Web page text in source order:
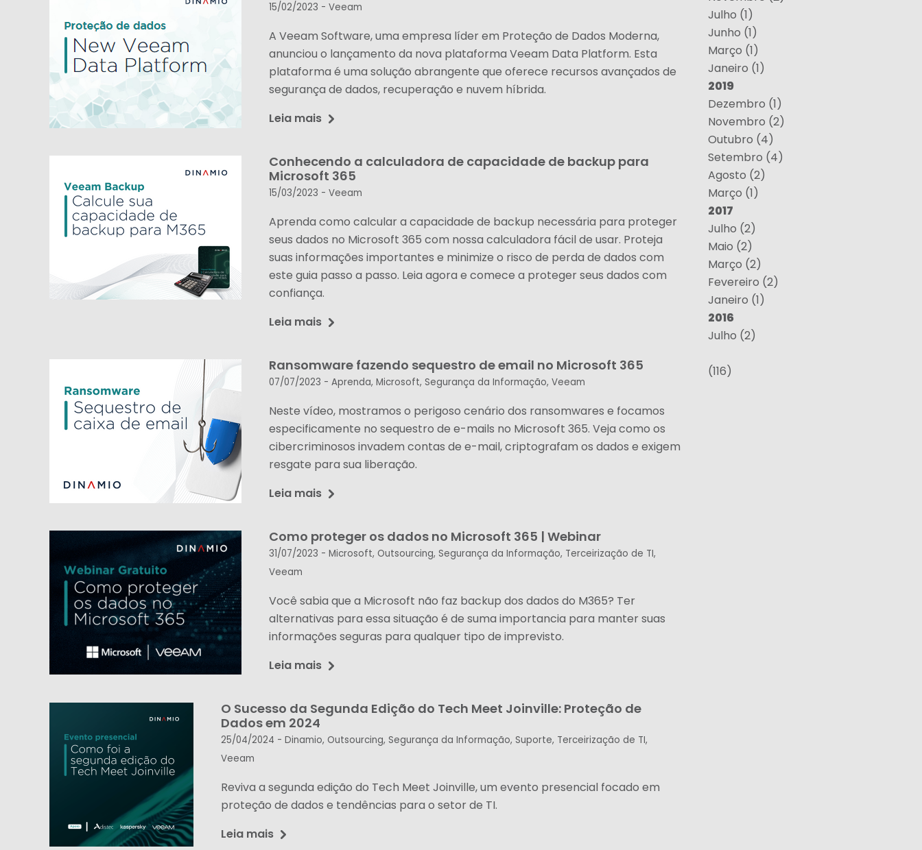
Julho (1)
Junho (1)
Março (1)
Janeiro (1)
2019
Dezembro (1)
Novembro (2)
Outubro (4)
Setembro (4)
Agosto (2)
Março (1)
2017
Julho (2)
Maio (2)
Março (2)
Fevereiro (2)
Janeiro (1)
2016
Julho (2)
(116)
15/02/2023 - Veeam
A Veeam Software, uma empresa líder em Proteção de Dados Moderna,
anunciou o lançamento da nova plataforma Veeam Data Platform. Esta
plataforma é uma solução abrangente que oferece recursos avançados de
segurança de dados, recuperação e nuvem híbrida.
Leia mais
Conhecendo a calculadora de capacidade de backup para
Microsoft 365
15/03/2023 - Veeam
Aprenda como calcular a capacidade de backup necessária para proteger
seus dados no Microsoft 365 com nossa calculadora fácil de usar. Proteja
suas informações importantes e minimize o risco de perda de dados com
este guia passo a passo. Leia agora e comece a proteger seus dados com
confiança.
Leia mais
Ransomware fazendo sequestro de email no Microsoft 365
07/07/2023 - Aprenda, Microsoft, Segurança da Informação, Veeam
Neste vídeo, mostramos o perigoso cenário dos ransomwares e focamos
especificamente no sequestro de e-mails no Microsoft 365. Veja como os
cibercriminosos invadem contas de e-mail, criptografam os dados e exigem
resgate para sua liberação.
Leia mais
Como proteger os dados no Microsoft 365 | Webinar
31/07/2023 - Microsoft, Outsourcing, Segurança da Informação, Terceirização de TI,
Veeam
Você sabia que a Microsoft não faz backup dos dados do M365? Ter
alternativas para essa situação é de suma importancia para manter suas
informações seguras para qualquer tipo de imprevisto.
Leia mais
O Sucesso da Segunda Edição do Tech Meet Joinville: Proteção de
Dados em 2024
25/04/2024 - Dinamio, Outsourcing, Segurança da Informação, Suporte, Terceirização de TI,
Veeam
Reviva a segunda edição do Tech Meet Joinville, um evento presencial focado em
proteção de dados e tendências para o setor de TI.
Leia mais